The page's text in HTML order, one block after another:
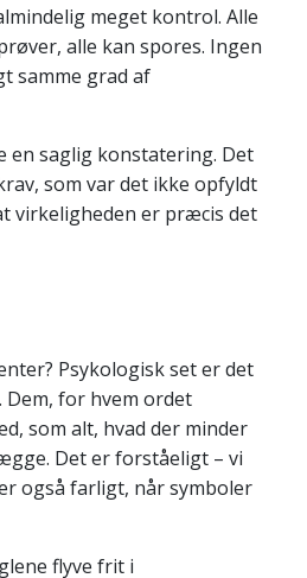
meget kontrol. Alle
alle kan spores. Ingen
samme grad af
en saglig konstatering. Det
som var det ikke opfyldt
virkeligheden er præcis det
Psykologisk set er det
Dem, for hvem ordet
som alt, hvad der minder
Det er forståeligt – vi
også farligt, når symboler
flyve frit i